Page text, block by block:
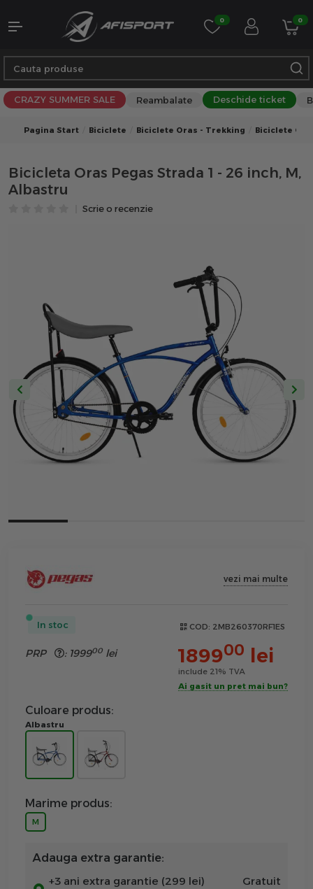
0 0
CRAZY SUMMER SALE Reambalate Deschide ticket
Pagina Start Biciclete Biciclete Oras - Trekking Biciclete
Bicicleta Oras Pegas Strada 1 - 26 inch, M,
Albastru
Scrie o recenzie
vezi mai multe
In stoc COD: 2MB260370RF1ES
PRP : 199900 lei 189900 lei
include 21% TVA
Ai gasit un pret mai bun?
Culoare produs:
Albastru
Marime produs:
M
Adauga extra garantie:
+3 ani extra garantie (299 lei)
Gratuit